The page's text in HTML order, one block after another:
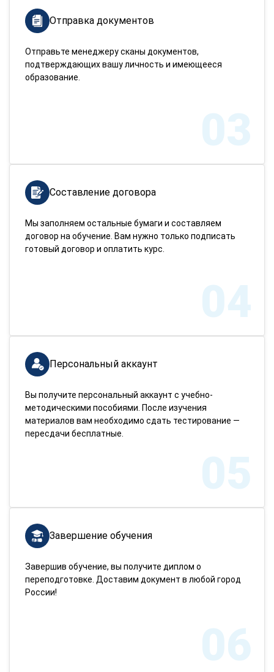
Отправка документов
Отправьте менеджеру сканы документов,
подтверждающих вашу личность и имеющееся
образование.
03
Составление договора
Мы заполняем остальные бумаги и составляем
договор на обучение. Вам нужно только подписать
готовый договор и оплатить курс.
04
Персональный аккаунт
Вы получите персональный аккаунт с учебно-
методическими пособиями. После изучения
материалов вам необходимо сдать тестирование —
пересдачи бесплатные.
05
Завершение обучения
Завершив обучение, вы получите диплом о
переподготовке. Доставим документ в любой город
России!
06